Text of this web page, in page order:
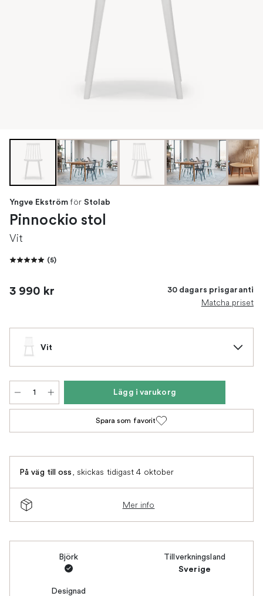
Yngve Ekström för Stolab
Pinnockio stol
Vit
(5)
3 990 kr 30 dagars prisgaranti
Matcha priset
Vit
Lägg i varukorg
Spara som favorit
På väg till oss , skickas tidigast 4 oktober
Mer info
Björk Tillverkningsland
Sverige
Designad